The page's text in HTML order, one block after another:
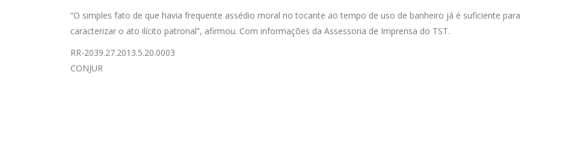
“O simples fato de que havia frequente assédio moral no tocante ao tempo de uso de banheiro já é suficiente para
caracterizar o ato ilícito patronal”, afirmou. Com informações da Assessoria de Imprensa do TST.
RR-2039.27.2013.5.20.0003
CONJUR